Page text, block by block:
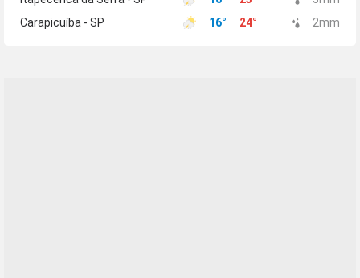
Carapicuíba - SP
16° 24° 2mm